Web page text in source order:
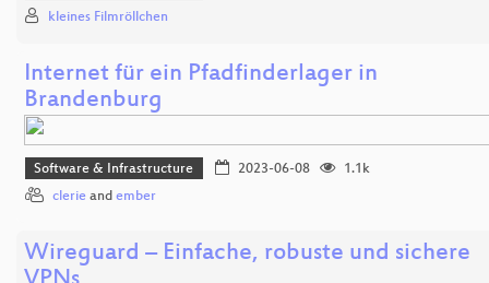
kleines Filmröllchen
Internet für ein Pfadfinderlager in
Brandenburg
Software & Infrastructure 2023-06-08
1.1k
clerie and ember
Wireguard – Einfache, robuste und sichere